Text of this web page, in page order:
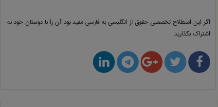
اگر این اصطلاح تخصصی حقوق از انگلیسی به فارسیمفید بود آن را با دوستان خود به
اشتراک بگذارید